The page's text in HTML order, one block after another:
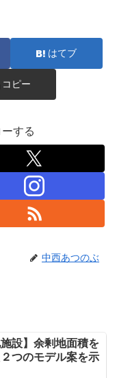
はてブ
コピー
する
中西あつのぶ
施設】余剰地面積を
つのモデル案を示